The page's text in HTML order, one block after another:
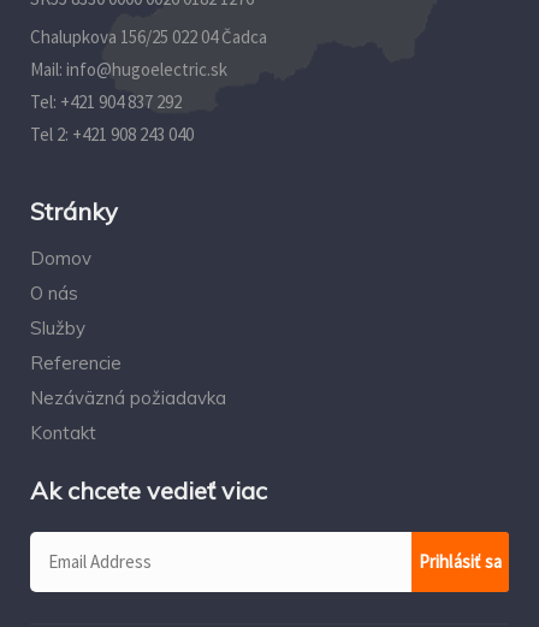
Chalupkova 156/25 022 04 Čadca
Mail: info@hugoelectric.sk
Tel: +421 904 837 292‬
Tel 2: +421 908 243 040
Stránky
Domov
O nás
Služby
Referencie
Nezáväzná požiadavka
Kontakt
Ak chcete vedieť viac